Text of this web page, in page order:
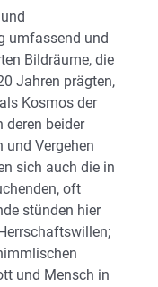
umfassend und
Bildräume, die
Jahren prägten,
Kosmos der
deren beider
und Vergehen
sich auch die in
oft
stünden hier
und Mensch in